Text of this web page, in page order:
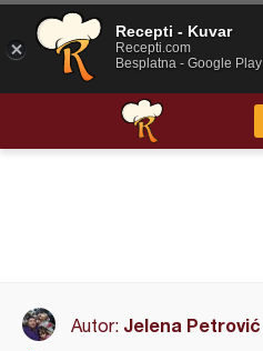
Autor: Jelena Petrović
Recepti - Kuvar
Recepti.com
Besplatna - Google Play